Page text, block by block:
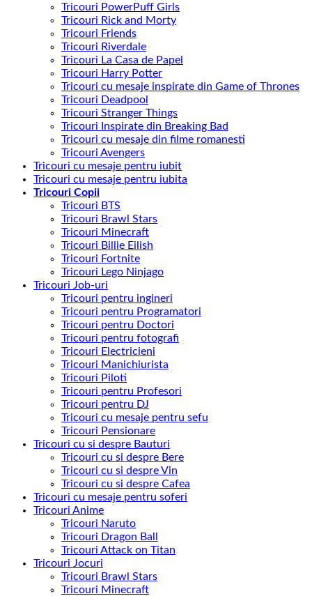
Tricouri PowerPuff Girls
Tricouri Rick and Morty
Tricouri Friends
Tricouri Riverdale
Tricouri La Casa de Papel
Tricouri Harry Potter
Tricouri cu mesaje inspirate din Game of Thrones
Tricouri Deadpool
Tricouri Stranger Things
Tricouri Inspirate din Breaking Bad
Tricouri cu mesaje din filme romanesti
Tricouri Avengers
Tricouri cu mesaje pentru iubit
Tricouri cu mesaje pentru iubita
Tricouri Copii
Tricouri BTS
Tricouri Brawl Stars
Tricouri Minecraft
Tricouri Billie Eilish
Tricouri Fortnite
Tricouri Lego Ninjago
Tricouri Job-uri
Tricouri pentru ingineri
Tricouri pentru Programatori
Tricouri pentru Doctori
Tricouri pentru fotografi
Tricouri Electricieni
Tricouri Manichiurista
Tricouri Piloti
Tricouri pentru Profesori
Tricouri pentru DJ
Tricouri cu mesaje pentru sefu
Tricouri Pensionare
Tricouri cu si despre Bauturi
Tricouri cu si despre Bere
Tricouri cu si despre Vin
Tricouri cu si despre Cafea
Tricouri cu mesaje pentru soferi
Tricouri Anime
Tricouri Naruto
Tricouri Dragon Ball
Tricouri Attack on Titan
Tricouri Jocuri
Tricouri Brawl Stars
Tricouri Minecraft